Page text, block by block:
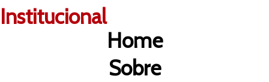
Institucional
Home
Sobre